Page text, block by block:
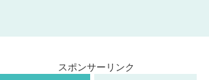
スポンサーリンク